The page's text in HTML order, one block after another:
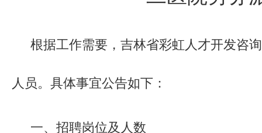
根据工作需要，吉林省彩虹人才开发咨
人员。具体事宜公告如下：
一、招聘岗位及人数